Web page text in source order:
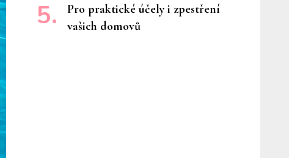
Pro praktické účely i zpestření
vašich domovů